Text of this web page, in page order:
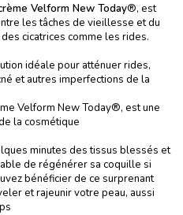
Velform New Today®, est
les tâches de vieillesse et du
cicatrices comme les rides.
idéale pour atténuer rides,
et autres imperfections de la
Velform New Today®, est une
la cosmétique
minutes des tissus blessés et
de régénérer sa coquille si
bénéficier de ce surprenant
et rajeunir votre peau, aussi